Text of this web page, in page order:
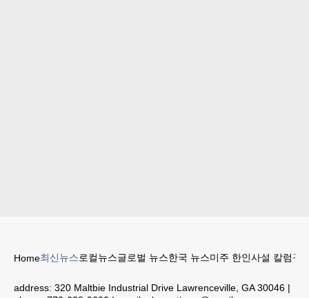
Home최신뉴스로컬뉴스글로벌 뉴스한국 뉴스미주 한인사설 칼럼구
address: 320 Maltbie Industrial Drive Lawrenceville, GA 30046 |